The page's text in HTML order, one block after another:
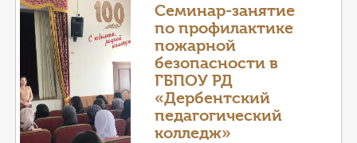
Семинар-занятие
по профилактике
пожарной
безопасности в
ГБПОУ РД
«Дербентский
педагогический
колледж»